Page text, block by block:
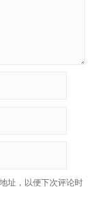
址，以便下次评论时